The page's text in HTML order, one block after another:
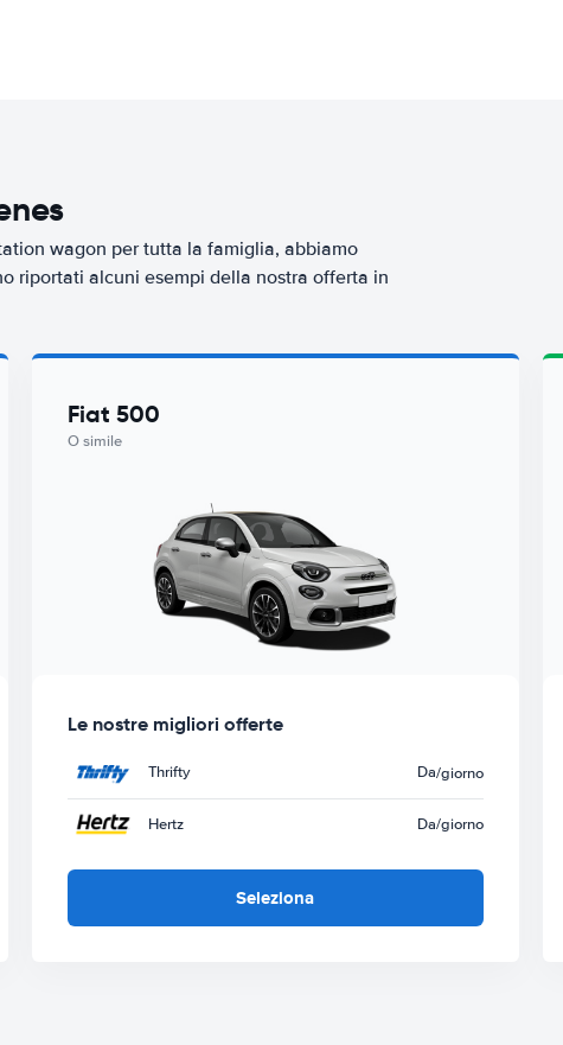
wagon per tutta la famiglia, abbiamo
riportati alcuni esempi della nostra offerta in
Fiat 500
O simile
Le nostre migliori offerte
Thrifty Da/giorno
Hertz Da/giorno
Seleziona